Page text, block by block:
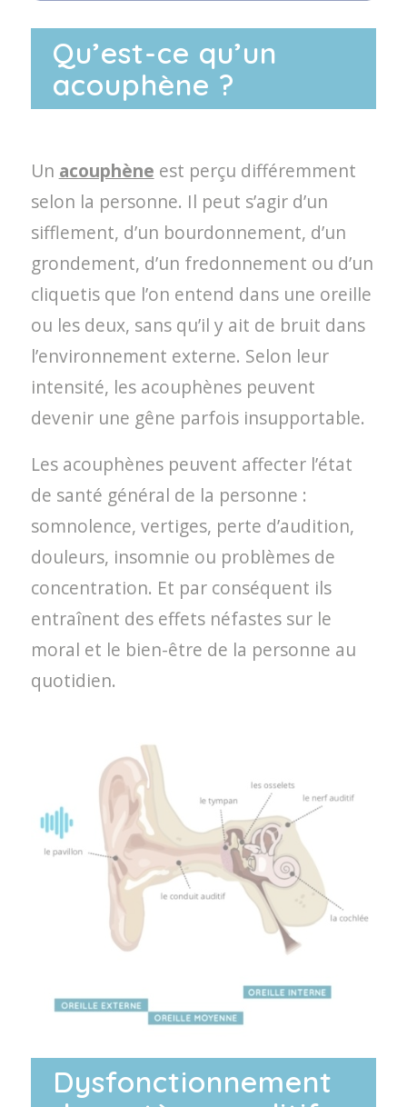
Qu’est-ce qu’un
acouphène ?
Un acouphène est perçu différemment
selon la personne. Il peut s’agir d’un
sifflement, d’un bourdonnement, d’un
grondement, d’un fredonnement ou d’un
cliquetis que l’on entend dans une oreille
ou les deux, sans qu’il y ait de bruit dans
l’environnement externe. Selon leur
intensité, les acouphènes peuvent
devenir une gêne parfois insupportable.
Les acouphènes peuvent affecter l’état
de santé général de la personne :
somnolence, vertiges, perte d’audition,
douleurs, insomnie ou problèmes de
concentration. Et par conséquent ils
entraînent des effets néfastes sur le
moral et le bien-être de la personne au
quotidien.
Dysfonctionnement